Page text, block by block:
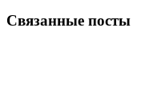
Связанные посты